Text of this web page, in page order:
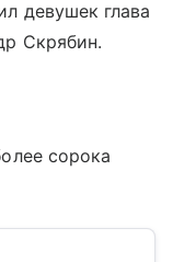
девушек глава
Скрябин.
сорока